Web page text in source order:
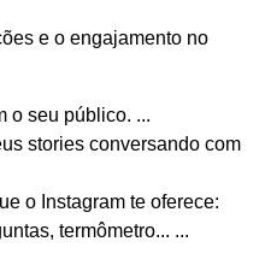
e o engajamento no
o seu público. ...
stories conversando com
o Instagram te oferece:
termômetro... ...